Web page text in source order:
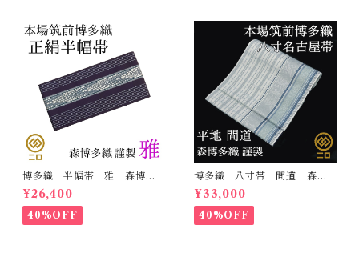
博多織 半幅帯 雅 森博多
織 正絹 リバーシブル 長
さ/3m78cm 日本製 和装
小袋帯 半巾帯
¥26,400
40%OFF
博多織 八寸帯 間道 森博
多織 正絹 日本製 未仕立
て 名古屋帯
¥33,000
40%OFF